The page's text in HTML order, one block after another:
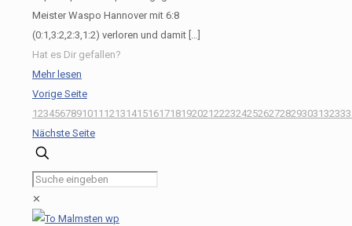
Meister Waspo Hannover mit 6:8
(0:1,3:2,2:3,1:2) verloren und damit […]
Hat es Dir gefallen?
Mehr lesen
Vorige Seite
1234567891011 12131415161718192021222324252627282930313233
Nächste Seite
✕